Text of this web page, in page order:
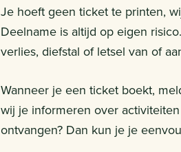
Je hoeft geen ticket te printen,
Deelname is altijd op eigen
verlies, diefstal of letsel van of
Wanneer je een ticket boekt,
wij je informeren over
ontvangen? Dan kun je je